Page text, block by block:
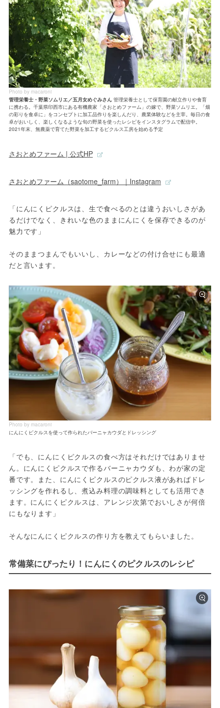
Photo by macaroni
管理栄養士・野菜ソムリエ／五月女めぐみさん管理栄養士として保育園の献立作りや食育
に携わる。千葉県印西市にある有機農家「さおとめファーム」の嫁で、野菜ソムリエ。「畑
の彩りを食卓に」をコンセプトに加工品作りを楽しんだり、農業体験などを主宰。毎日の食
卓がおいしく、楽しくなるような旬の野菜を使ったレシピをインスタグラムで配信中。
2021年末、無農薬で育てた野菜を加工するピクルス工房を始める予定
さおとめファーム | 公式HP
さおとめファーム（saotome_farm）｜Instagram
「にんにくピクルスは、生で食べるのとは違うおいしさがあ
るだけでなく、きれいな色のままにんにくを保存できるのが
魅力です」
そのままつまんでもいいし、カレーなどの付け合せにも最適
だと言います。
Photo by macaroni
にんにくピクルスを使って作られたバーニャカウダとドレッシング
「でも、にんにくピクルスの食べ方はそれだけではありませ
ん。にんにくピクルスで作るバーニャカウダも、わが家の定
番です。また、にんにくピクルスのピクルス液があればドレ
ッシングを作れるし、煮込み料理の調味料としても活用でき
ます。にんにくピクルスは、アレンジ次第でおいしさが何倍
にもなります」
そんなにんにくピクルスの作り方を教えてもらいました。
常備菜にぴったり！にんにくのピクルスのレシピ